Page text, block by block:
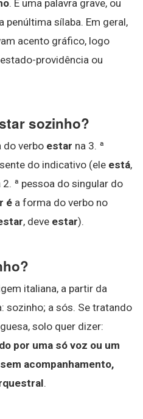
. É uma palavra grave, ou
sílaba. Em geral,
acento gráfico, logo
providência ou
sozinho?
do verbo estar na 3. ª
do indicativo (ele está,
2. ª pessoa do singular do
é a forma do verbo no
, deve estar).
italiana, a partir da
sozinho; a sós. Se tratando
solo quer dizer:
por uma só voz ou um
acompanhamento,
.